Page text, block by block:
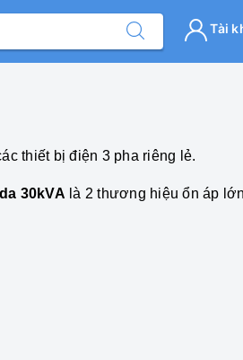
Tài
thiết bị điện 3 pha riêng lẻ.
30kVA là 2 thương hiệu ổn áp